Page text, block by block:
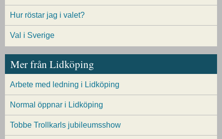
Hur röstar jag i valet?
Val i Sverige
Mer från Lidköping
Arbete med ledning i Lidköping
Normal öppnar i Lidköping
Tobbe Trollkarls jubileumsshow